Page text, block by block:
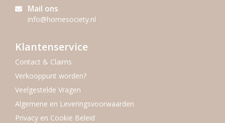
Mail ons
info@homesociety.nl
Klantenservice
Contact & Claims
Verkooppunt worden?
Veelgestelde Vragen
Algemene en Leveringsvoorwaarden
Privacy en Cookie Beleid